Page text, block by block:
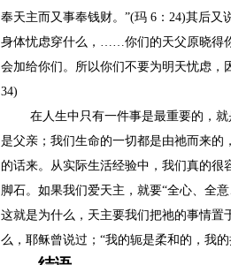
奉天主而又事奉钱财。”(玛6： 24)其后又
身体忧虑穿什么，……你们的天父原晓得
会加给你们。所以你们不要为明天忧虑，
34)
在人生中只有一件事是最重要的，
是父亲；我们生命的一切都是由祂而来的
的话来。从实际生活经验中，我们真的
脚石。如果我们爱天主，就要“全心、全
这就是为什么，天主要我们把祂的事情
么，耶稣曾说过；“我的轭是柔和的，我